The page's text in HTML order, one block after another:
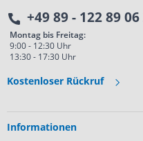
+49 89 - 122 89 06
Montag bis Freitag:
9:00 - 12:30 Uhr
13:30 - 17:30 Uhr
Kostenloser Rückruf
Informationen